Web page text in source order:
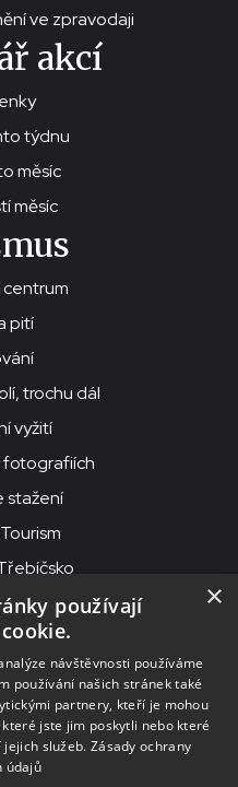
ve zpravodaji
akcí
týdnu
měsíc
měsíc
pití
trochu dál
vyžití
fotografiích
stažení
Mor. Budějovice
Purcnerova 62, 676 02
ID datové schránky: chjn2kd
×
používají
návštěvnosti používáme
používání našich stránek také
partnery, kteří je mohou
jste jim poskytli nebo které
služeb. Zásady ochrany
údajů